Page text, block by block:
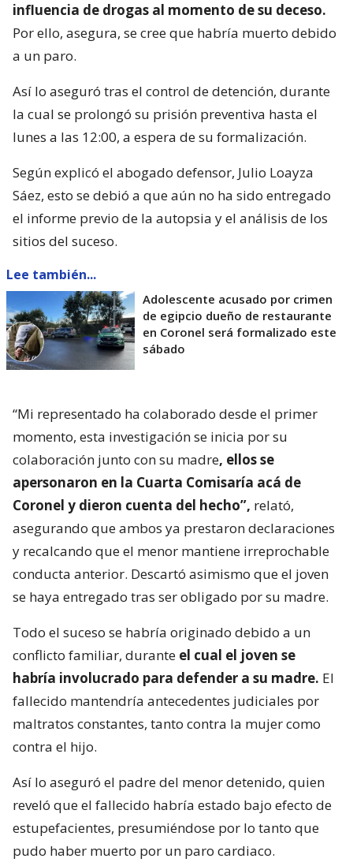
influencia de drogas al momento de su deceso.
Por ello, asegura, se cree que habría muerto debido
a un paro.
Así lo aseguró tras el control de detención, durante
la cual se prolongó su prisión preventiva hasta el
lunes a las 12:00, a espera de su formalización.
Según explicó el abogado defensor, Julio Loayza
Sáez, esto se debió a que aún no ha sido entregado
el informe previo de la autopsia y el análisis de los
sitios del suceso.
Lee también...
Adolescente acusado por crimen
de egipcio dueño de restaurante
en Coronel será formalizado este
sábado
“Mi representado ha colaborado desde el primer
momento, esta investigación se inicia por su
colaboración junto con su madre, ellos se
apersonaron en la Cuarta Comisaría acá de
Coronel y dieron cuenta del hecho”, relató,
asegurando que ambos ya prestaron declaraciones
y recalcando que el menor mantiene irreprochable
conducta anterior. Descartó asimismo que el joven
se haya entregado tras ser obligado por su madre.
Todo el suceso se habría originado debido a un
conflicto familiar, durante el cual el joven se
habría involucrado para defender a su madre. El
fallecido mantendría antecedentes judiciales por
maltratos constantes, tanto contra la mujer como
contra el hijo.
Así lo aseguró el padre del menor detenido, quien
reveló que el fallecido habría estado bajo efecto de
estupefacientes, presumiéndose por lo tanto que
pudo haber muerto por un paro cardiaco.